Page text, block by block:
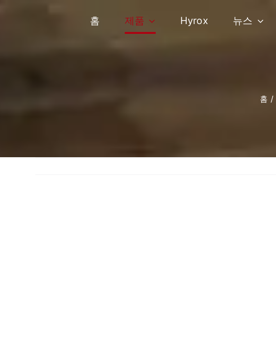
홈 제품 Hyrox 뉴스
홈